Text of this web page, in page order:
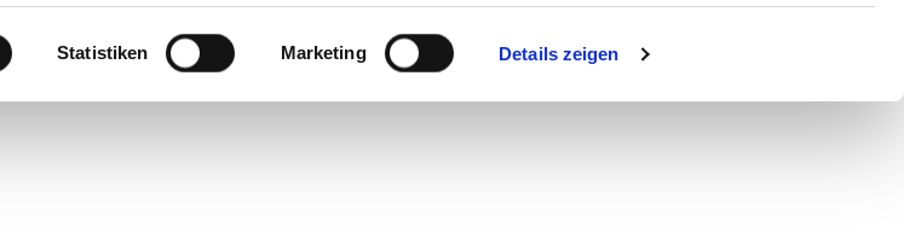
Statistiken Marketing Details zeigen
Du die Sonne genießen und die idealen Bedingungen für Deine
idyllische Umgebung bieten dabei ideale Trainingsmöglichkeiten!